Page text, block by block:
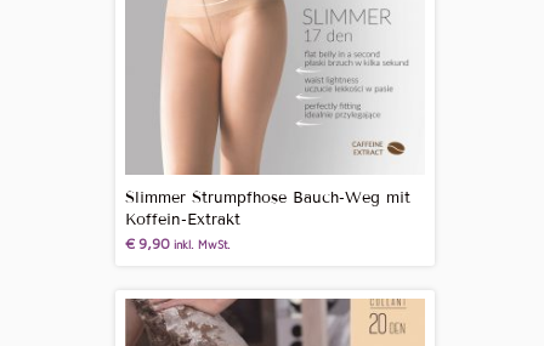
Slimmer Strumpfhose Bauch-Weg mit
Koffein-Extrakt
€9,90 inkl. MwSt.